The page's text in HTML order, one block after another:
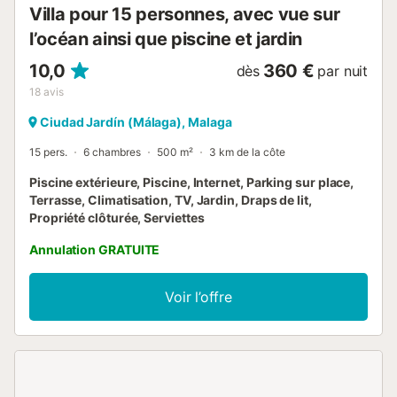
Villa pour 15 personnes, avec vue sur
l’océan ainsi que piscine et jardin
10,0
18 avis
dès 360 € par nuit
Ciudad Jardín (Málaga), Malaga
15 pers. 6 chambres 500 m² 3 km de la côte
Piscine extérieure, Piscine, Internet, Parking sur place,
Terrasse, Climatisation, TV, Jardin, Draps de lit,
Propriété clôturée, Serviettes
Annulation GRATUITE
Voir l’offre